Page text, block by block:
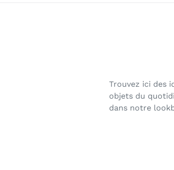
Trouvez ici des
objets du
dans notre